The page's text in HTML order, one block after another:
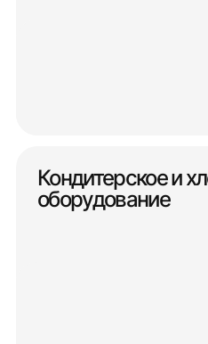
Кондитерское и
оборудование